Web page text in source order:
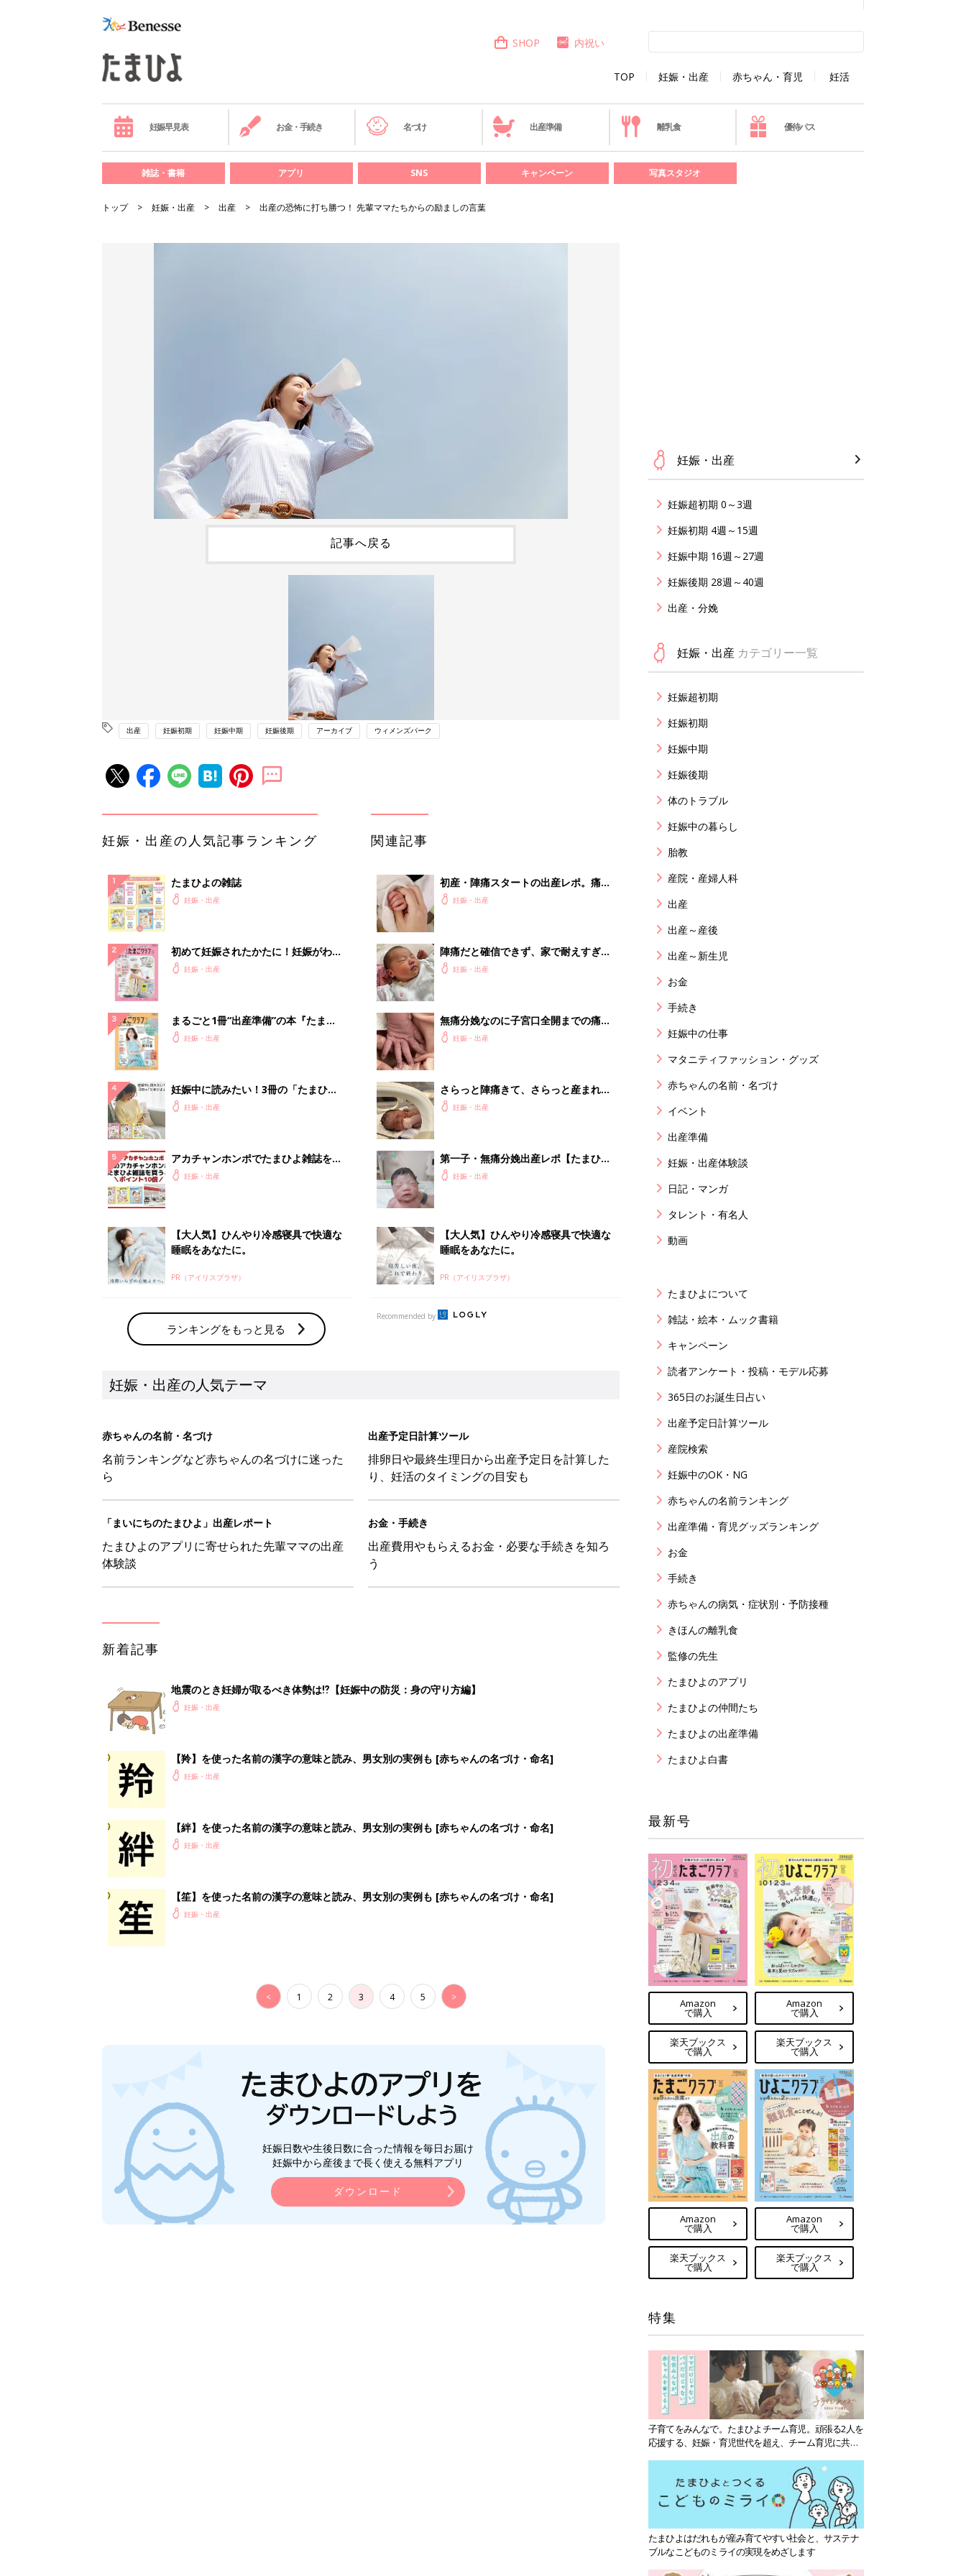
TOP 妊娠・出産 赤ちゃん・育児 妊活
SHOP 内祝い
妊娠早見表 お金・手続き 名づけ 出産準備 離乳食 優待パス
雑誌・書籍 アプリ SNS キャンペーン 写真スタジオ
トップ 妊娠・出産 出産 出産の恐怖に打ち勝つ！ 先輩ママたちからの励ましの言葉
記事へ戻る
出産 妊娠初期 妊娠中期 妊娠後期 アーカイブ ウィメンズパーク
妊娠・出産の人気記事ランキング
たまひよの雑誌
妊娠・出産
初めて妊娠されたかたに！妊娠がわか
ったら最初に読む本『初めてのたまご
妊娠・出産
まるごと1冊“出産準備”の本『たまご
クラブ 夏号』〈スペシャル大特集〉
妊娠・出産
妊娠中に読みたい！3冊の「たまひ
よ」妊娠・出産
アカチャンホンポでたまひよ雑誌を買
うとポイント10倍【期間限定】
妊娠・出産
【大人気】ひんやり冷感寝具で快適な
睡眠をあなたに。
PR（アイリスプラザ）
ランキングをもっと見る
関連記事
初産・陣痛スタートの出産レポ。痛み
を忘れるというのは本当だった！【た
妊娠・出産
陣痛だと確信できず、家で耐えすぎた
結果…【たまひよ 出産体験談】
妊娠・出産
無痛分娩なのに子宮口全開までの痛み
を味わうとは・・・【たまひよ 出産
妊娠・出産
さらっと陣痛きて、さらっと産まれて
くるでしょ！…が、緊急帝王切開に
妊娠・出産
第一子・無痛分娩出産レポ【たまひよ
出産体験談】
妊娠・出産
【大人気】ひんやり冷感寝具で快適な
睡眠をあなたに。
PR（アイリスプラザ）
Recommended by
妊娠・出産の人気テーマ
赤ちゃんの名前・名づけ
名前ランキングなど赤ちゃんの名づけに迷った
ら
出産予定日計算ツール
排卵日や最終生理日から出産予定日を計算した
り、妊活のタイミングの目安も
「まいにちのたまひよ」出産レポート
たまひよのアプリに寄せられた先輩ママの出産
体験談
お金・手続き
出産費用やもらえるお金・必要な手続きを知ろ
う
新着記事
地震のとき妊婦が取るべき体勢は⁉︎【妊娠中の防災：身の守り方編】
妊娠・出産
【羚】を使った名前の漢字の意味と読み、男女別の実例も [赤ちゃんの名づけ・命名]
妊娠・出産
【絆】を使った名前の漢字の意味と読み、男女別の実例も [赤ちゃんの名づけ・命名]
妊娠・出産
【笙】を使った名前の漢字の意味と読み、男女別の実例も [赤ちゃんの名づけ・命名]
妊娠・出産
< 1 2 3 4 5 >
妊娠日数や生後日数に合った情報を毎日お届け
妊娠中から産後まで長く使える無料アプリ
ダウンロード
妊娠・出産
妊娠超初期 0～3週
妊娠初期 4週～15週
妊娠中期 16週～27週
妊娠後期 28週～40週
出産・分娩
妊娠・出産 カテゴリー一覧
妊娠超初期
妊娠初期
妊娠中期
妊娠後期
体のトラブル
妊娠中の暮らし
胎教
産院・産婦人科
出産
出産～産後
出産～新生児
お金
手続き
妊娠中の仕事
マタニティファッション・グッズ
赤ちゃんの名前・名づけ
イベント
出産準備
妊娠・出産体験談
日記・マンガ
タレント・有名人
動画
たまひよについて
雑誌・絵本・ムック書籍
キャンペーン
読者アンケート・投稿・モデル応募
365日のお誕生日占い
出産予定日計算ツール
産院検索
妊娠中のOK・NG
赤ちゃんの名前ランキング
出産準備・育児グッズランキング
お金
手続き
赤ちゃんの病気・症状別・予防接種
きほんの離乳食
監修の先生
たまひよのアプリ
たまひよの仲間たち
たまひよの出産準備
たまひよ白書
最新号
Amazon
で購入
楽天ブックス
で購入
Amazon
で購入
楽天ブックス
で購入
Amazon
で購入
楽天ブックス
で購入
Amazon
で購入
楽天ブックス
で購入
特集
子育てをみんなで。たまひよチーム育児。頑張る2人を
応援する、妊娠・育児世代を超え、チーム育児に共感
たまひよはだれもが産み育てやすい社会と、サステナ
ブルなこどものミライの実現をめざします